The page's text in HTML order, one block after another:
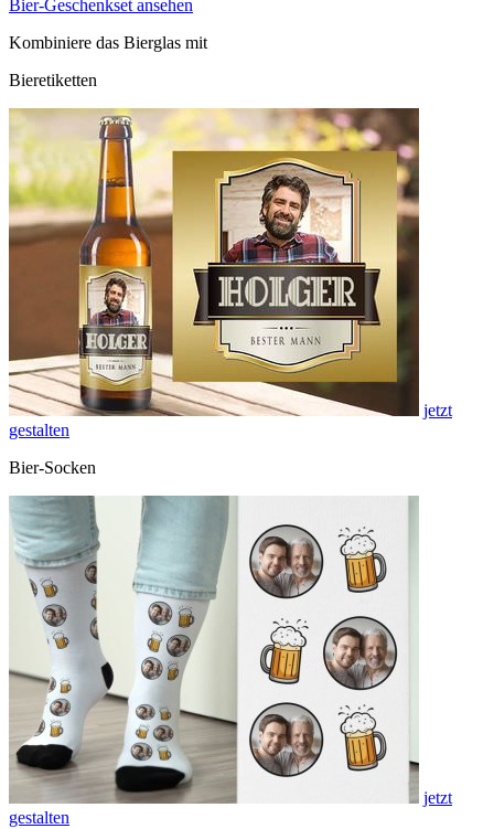
Bier-Geschenkset ansehen
Kombiniere das Bierglas mit
Bieretiketten
jetzt
gestalten
Bier-Socken
jetzt
gestalten